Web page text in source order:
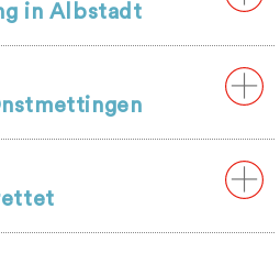
in Albstadt